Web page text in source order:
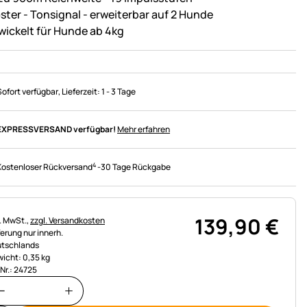
- Tonsignal - erweiterbar auf 2 Hunde
für Hunde ab 4kg
verfügbar, Lieferzeit:1 - 3 Tage
verfügbar!Mehr erfahren
Rückversand4-30 Tage Rückgabe
MwSt.,zzgl. Versandkosten
nur innerh.
0,35 kg
24725
139,90€